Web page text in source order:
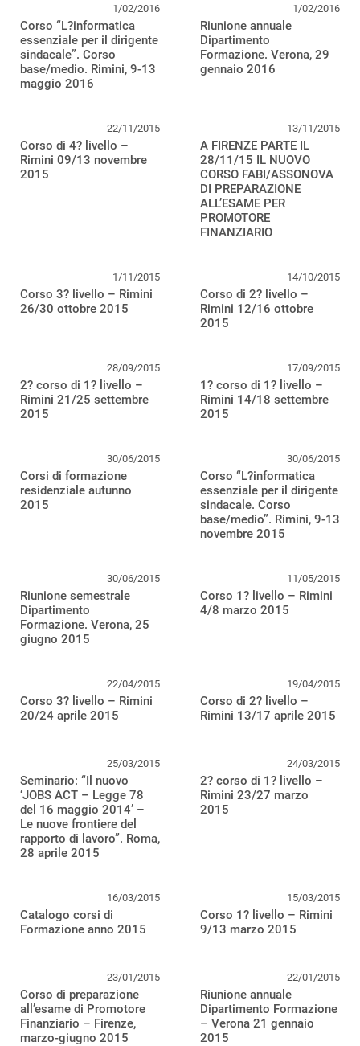
1/02/2016
Corso “L?informatica
essenziale per il dirigente
sindacale”. Corso
base/medio. Rimini, 9-13
maggio 2016
1/02/2016
Riunione annuale
Dipartimento
Formazione. Verona, 29
gennaio 2016
22/11/2015
Corso di 4? livello –
Rimini 09/13 novembre
2015
13/11/2015
A FIRENZE PARTE IL
28/11/15 IL NUOVO
CORSO FABI/ASSONOVA
DI PREPARAZIONE
ALL’ESAME PER
PROMOTORE
FINANZIARIO
1/11/2015
Corso 3? livello – Rimini
26/30 ottobre 2015
14/10/2015
Corso di 2? livello –
Rimini 12/16 ottobre
2015
28/09/2015
2? corso di 1? livello –
Rimini 21/25 settembre
2015
17/09/2015
1? corso di 1? livello –
Rimini 14/18 settembre
2015
30/06/2015
Corsi di formazione
residenziale autunno
2015
30/06/2015
Corso “L?informatica
essenziale per il dirigente
sindacale. Corso
base/medio”. Rimini, 9-13
novembre 2015
30/06/2015
Riunione semestrale
Dipartimento
Formazione. Verona, 25
giugno 2015
11/05/2015
Corso 1? livello – Rimini
4/8 marzo 2015
22/04/2015
Corso 3? livello – Rimini
20/24 aprile 2015
19/04/2015
Corso di 2? livello –
Rimini 13/17 aprile 2015
25/03/2015
Seminario: “Il nuovo
‘JOBS ACT – Legge 78
del 16 maggio 2014’ –
Le nuove frontiere del
rapporto di lavoro”. Roma,
28 aprile 2015
24/03/2015
2? corso di 1? livello –
Rimini 23/27 marzo
2015
16/03/2015
Catalogo corsi di
Formazione anno 2015
15/03/2015
Corso 1? livello – Rimini
9/13 marzo 2015
23/01/2015
Corso di preparazione
all’esame di Promotore
Finanziario – Firenze,
marzo-giugno 2015
22/01/2015
Riunione annuale
Dipartimento Formazione
– Verona 21 gennaio
2015